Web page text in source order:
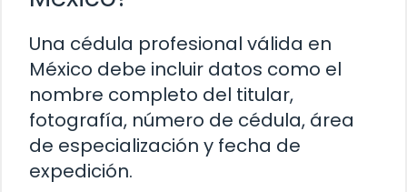
Una cédula profesional válida en
México debe incluir datos como el
nombre completo del titular,
fotografía, número de cédula, área
de especialización y fecha de
expedición.